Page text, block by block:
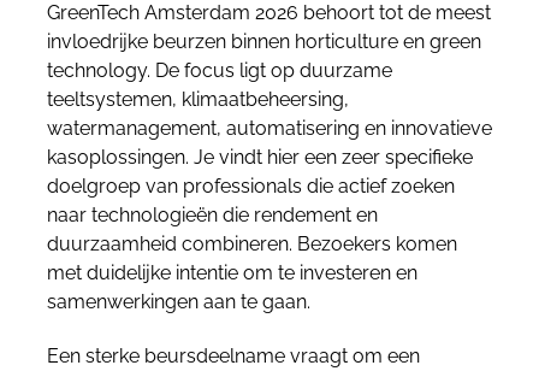
GreenTech Amsterdam 2026 behoort tot de meest
invloedrijke beurzen binnen horticulture en green
technology. De focus ligt op duurzame
teeltsystemen, klimaatbeheersing,
watermanagement, automatisering en innovatieve
kasoplossingen. Je vindt hier een zeer specifieke
doelgroep van professionals die actief zoeken
naar technologieën die rendement en
duurzaamheid combineren. Bezoekers komen
met duidelijke intentie om te investeren en
samenwerkingen aan te gaan.
Een sterke beursdeelname vraagt om een